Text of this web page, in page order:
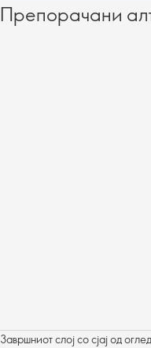
Препорачани
Завршниот слој со сјај од